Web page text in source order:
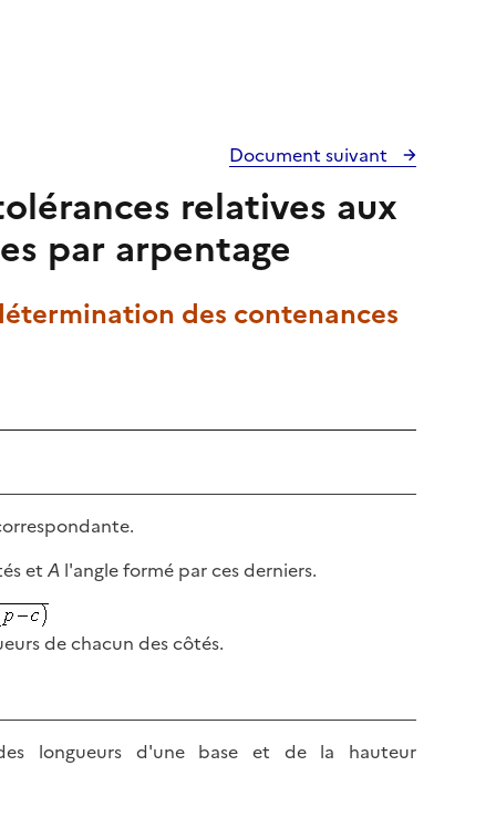
Document suivant
relatives aux
par arpentage
des contenances
et A l'angle formé par ces derniers.
de chacun des côtés.
longueurs d'une base et de la hauteur